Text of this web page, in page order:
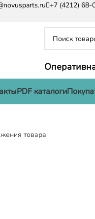
+7 (4212) 68-
PDF каталоги